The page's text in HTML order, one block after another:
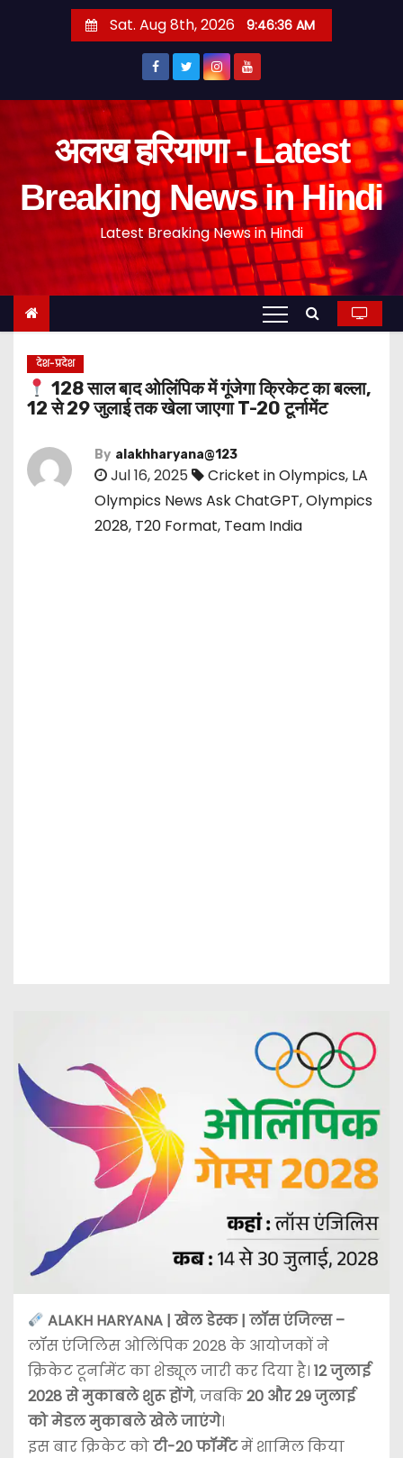
Sat. Aug 8th, 2026 9:46:37 AM
अलख हरियाणा - Latest
Breaking News in Hindi
Latest Breaking News in Hindi
देश-प्रदेश
128 साल बाद ओलिंपिक में गूंजेगा क्रिकेट का बल्ला,
12 से 29 जुलाई तक खेला जाएगा T-20 टूर्नामेंट
By alakhharyana@123
Jul 16, 2025 Cricket in Olympics, LA
Olympics News Ask ChatGPT,Olympics
2028, T20 Format, Team India
ALAKH HARYANA | खेल डेस्क | लॉस एंजिल्स –
लॉस एंजिलिस ओलिंपिक 2028 के आयोजकों ने
क्रिकेट टूर्नामेंट का शेड्यूल जारी कर दिया है। 12 जुलाई
2028 से मुकाबले शुरू होंगे, जबकि20 और 29 जुलाई
को मेडल मुकाबले खेले जाएंगे।
इस बार क्रिकेट कोटी-20 फॉर्मेटमें शामिल किया